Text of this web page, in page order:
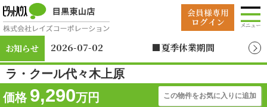
お知らせ 2026-07-02
■夏季休業期間
2026年8月12日（水）
（水）
ラ・クール代々木上原
価格 9,290万円 この物件をお気に入りに追加